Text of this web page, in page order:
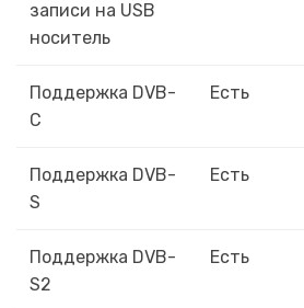
записи на USB
носитель
Поддержка DVB-
C
Есть
Поддержка DVB-
S
Есть
Поддержка DVB-
S2
Есть